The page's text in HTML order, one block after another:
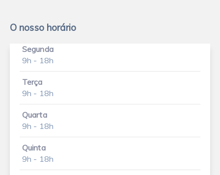
O nosso horário
Segunda
9h - 18h
Terça
9h - 18h
Quarta
9h - 18h
Quinta
9h - 18h